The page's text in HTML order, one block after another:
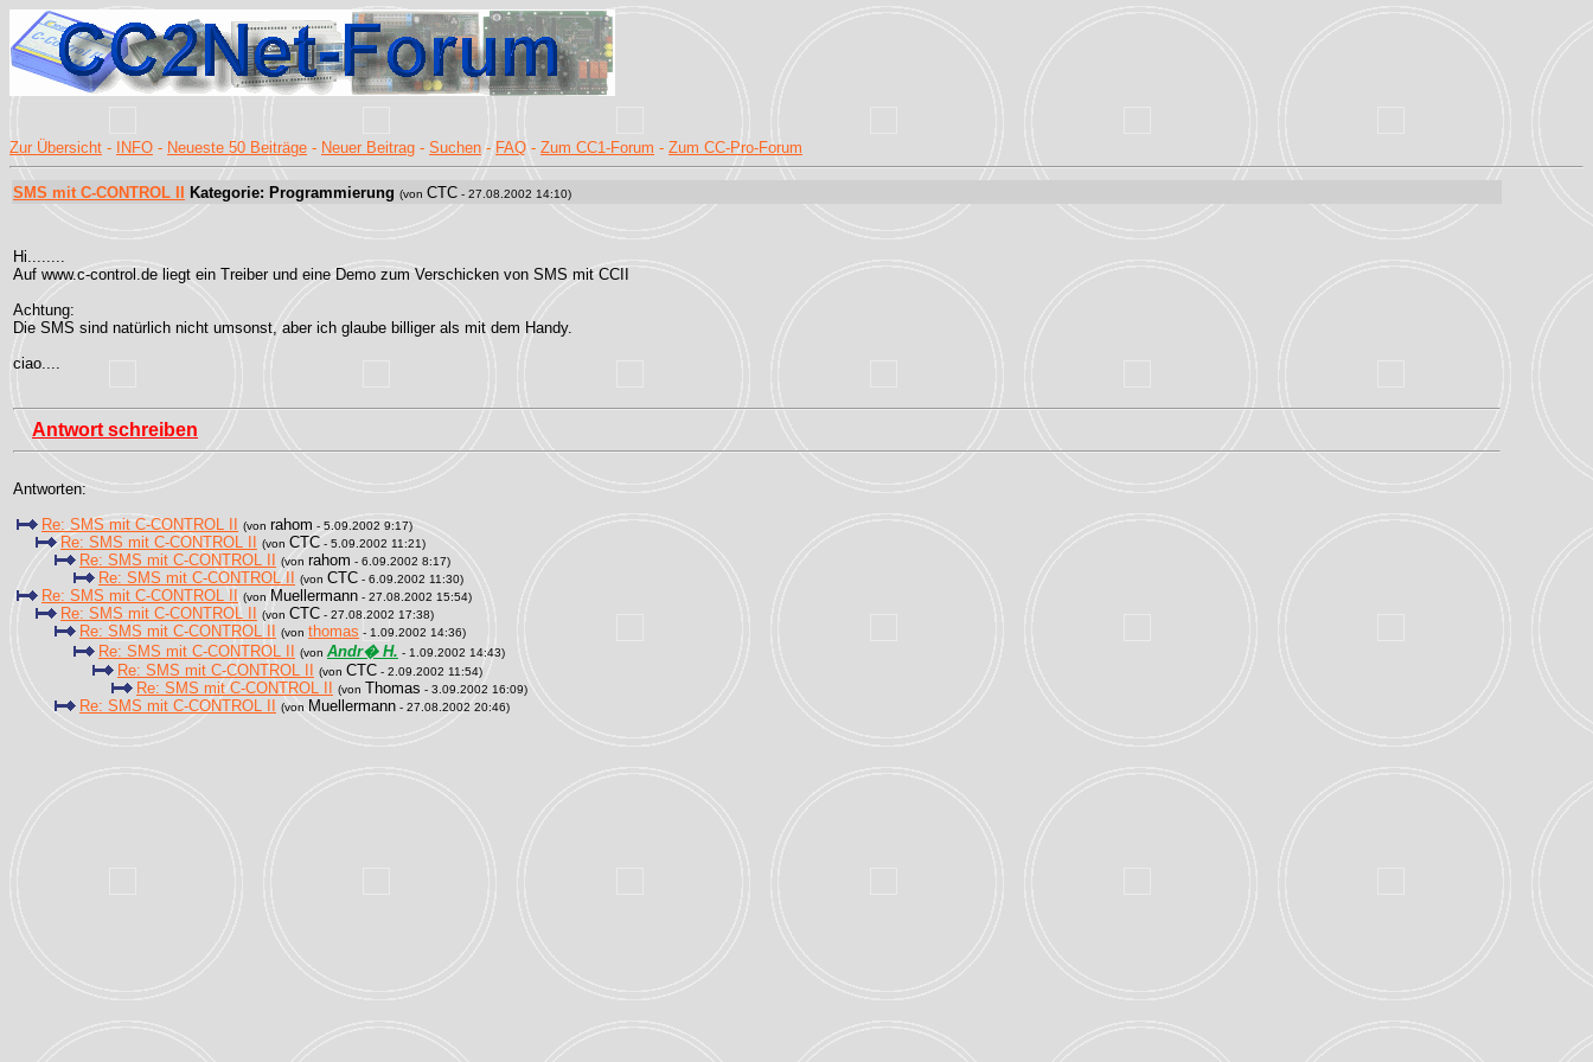
Zur Übersicht - INFO - Neueste 50 Beiträge - Neuer Beitrag - Suchen - FAQ - Zum CC1-Forum - Zum CC-Pro-Forum
SMS mit C-CONTROL II Kategorie: Programmierung (von CTC - 27.08.2002 14:10)
Hi........
Auf www.c-control.de liegt ein Treiber und eine Demo zum Verschicken von SMS mit CCII
Achtung:
Die SMS sind natürlich nicht umsonst, aber ich glaube billiger als mit dem Handy.
ciao....
Antwort schreiben
Antworten:
Re: SMS mit C-CONTROL II
(von rahom - 5.09.2002 9:17)
Re: SMS mit C-CONTROL II (von CTC - 5.09.2002 11:21)
Re: SMS mit C-CONTROL II (von rahom - 6.09.2002 8:17)
Re: SMS mit C-CONTROL II (von CTC - 6.09.2002 11:30)
Re: SMS mit C-CONTROL II (von Muellermann - 27.08.2002 15:54)
Re: SMS mit C-CONTROL II (von CTC - 27.08.2002 17:38)
Re: SMS mit C-CONTROL II (von thomas - 1.09.2002 14:36)
Re: SMS mit C-CONTROL II (von Andr� H. - 1.09.2002 14:43)
Re: SMS mit C-CONTROL II (von CTC - 2.09.2002 11:54)
Re: SMS mit C-CONTROL II (von Thomas - 3.09.2002 16:09)
Re: SMS mit C-CONTROL II (von Muellermann - 27.08.2002 20:46)